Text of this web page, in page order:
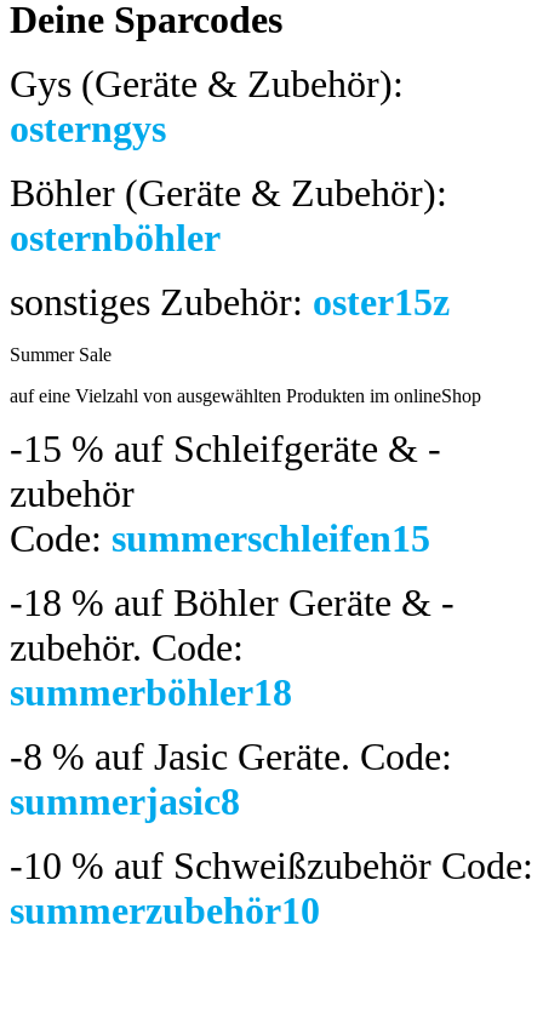
Deine Sparcodes
Gys (Geräte & Zubehör):
osterngys
Böhler (Geräte & Zubehör):
osternböhler
sonstiges Zubehör: oster15z
Summer Sale
auf eine Vielzahl von ausgewählten Produkten im onlineShop
-15 % auf Schleifgeräte & -
zubehör
Code: summerschleifen15
-18 % auf Böhler Geräte & -
zubehör. Code:
summerböhler18
-8 % auf Jasic Geräte. Code:
summerjasic8
-10 % auf Schweißzubehör Code:
summerzubehör10